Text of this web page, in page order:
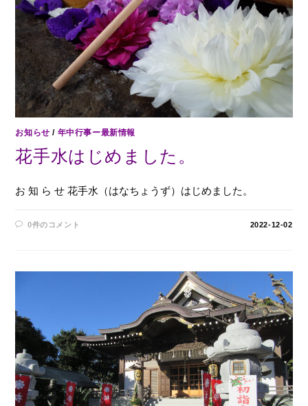
お知らせ / 年中行事ー最新情報
花手水はじめました。
お 知 ら せ 花手水（はなちょうず）はじめました。
0件のコメント 2022-12-02